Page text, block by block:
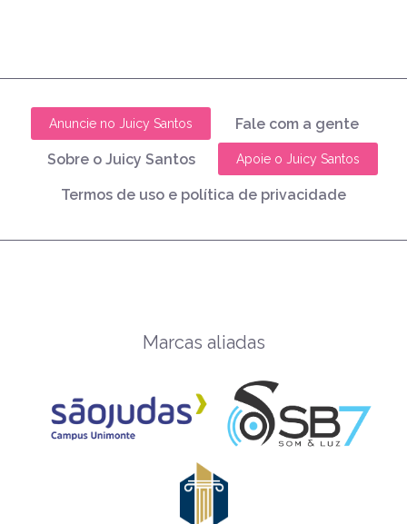
Anuncie no Juicy Santos Fale com a gente
Sobre o Juicy Santos Apoie o Juicy Santos
Termos de uso e política de privacidade
Marcas aliadas